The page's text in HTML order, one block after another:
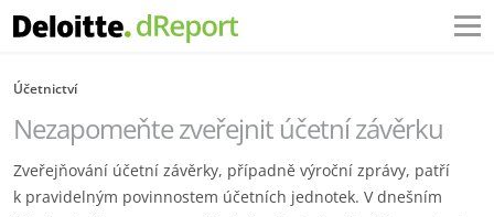
Účetnictví
Nezapomeňte zveřejnit účetní závěrku
Zveřejňování účetní závěrky, případně výroční zprávy, patří
k pravidelným povinnostem účetních jednotek. V dnešním